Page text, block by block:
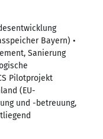
Bayern) •
Sanierung
Pilotprojekt
(EU-
und -betreuung,